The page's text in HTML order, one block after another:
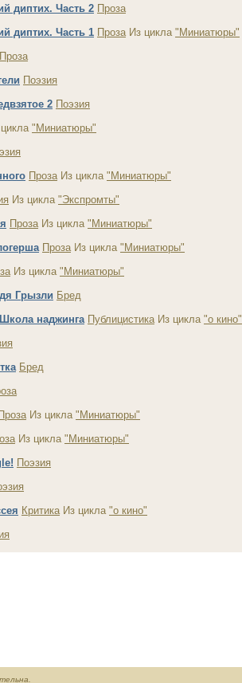
диптих. Часть 2 Проза
диптих. Часть 1 ПрозаИз цикла "Миниатюры"
Проза
Поэзия
2 Поэзия
"Миниатюры"
ПрозаИз цикла "Миниатюры"
Из цикла "Экспромты"
ПрозаИз цикла "Миниатюры"
ПрозаИз цикла "Миниатюры"
Из цикла "Миниатюры"
Грызли Бред
наджинга ПублицистикаИз цикла "о кино"
Бред
ПрозаИз цикла "Миниатюры"
Из цикла "Миниатюры"
Поэзия
КритикаИз цикла "о кино"